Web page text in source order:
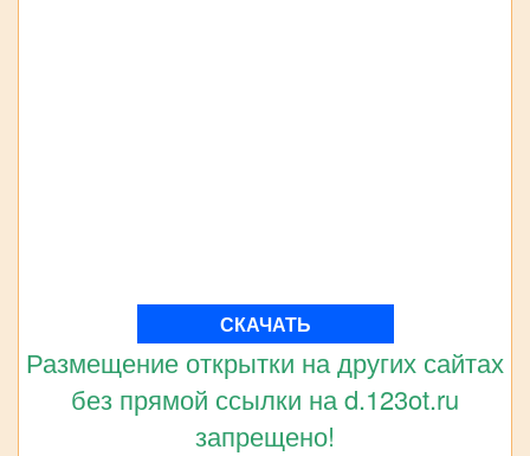
СКАЧАТЬ
Размещение открытки на других сайтах
без прямой ссылки на d.123ot.ru
запрещено!